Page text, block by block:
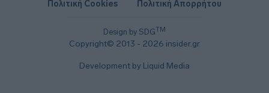
Design by SDGTM
Copyright© 2013 - 2026 insider.gr
Πολιτική Cookies
Πολιτική Απορρήτου
Development by Liquid Media